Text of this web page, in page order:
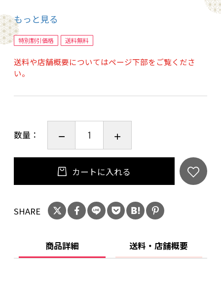
②左官コテ
※実際に左官職人が使う鏝（コテ）です。
④取扱説明書
⑥石
⑨竹2本
⑩ミニフォーク
上記のセットのほかに、ピンセット・使い捨て
コップ3個をご準備ください。
もっと見る
特別割引価格 送料無料
送料や店舗概要についてはページ下部をご覧くださ
い。
数量：
カートに入れる
SHARE
商品詳細 送料・店舗概要